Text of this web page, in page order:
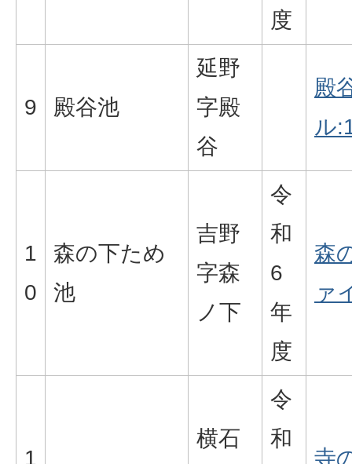
度
9 殿谷池
延野
字殿
谷
殿
ル
1
0
森の下ため
池
吉野
字森
ノ下
令
和
6
年
度
森
ァ
1
横石
令
和
寺